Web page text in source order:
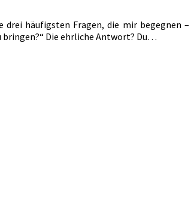
häufigsten Fragen, die mir begegnen –
Die ehrliche Antwort? Du…